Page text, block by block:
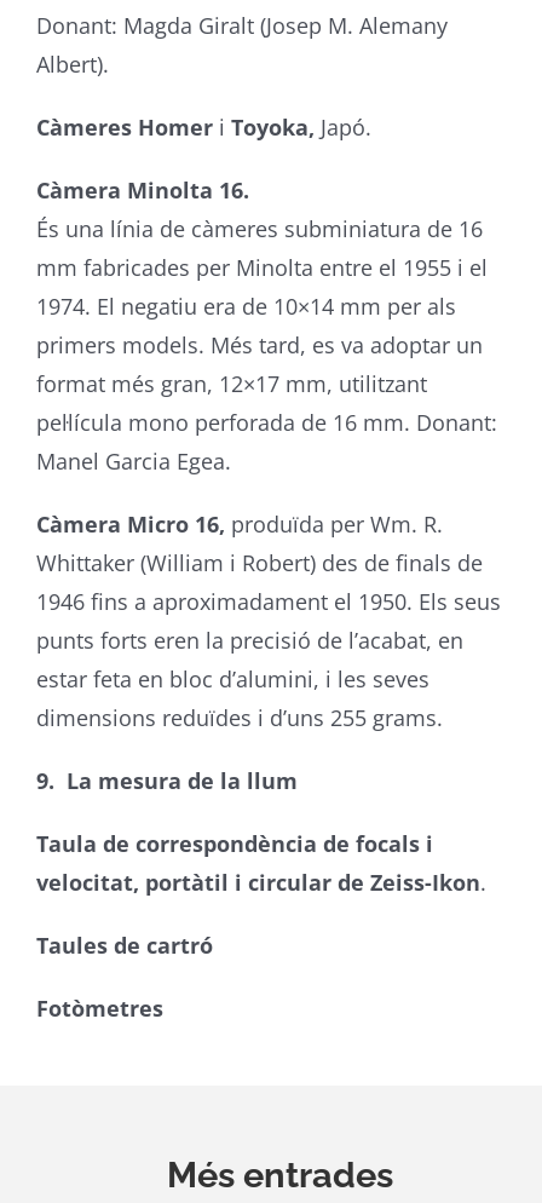
Donant: Magda Giralt (Josep M. Alemany
Albert).
Càmeres Homeri Toyoka, Japó.
Càmera Minolta 16.
És una línia de càmeres subminiatura de 16
mm fabricades per Minolta entre el 1955 i el
1974. El negatiu era de 10×14 mm per als
primers models. Més tard, es va adoptar un
format més gran, 12×17 mm, utilitzant
pel·lícula mono perforada de 16 mm. Donant:
Manel Garcia Egea.
Càmera Micro 16, produïda per Wm. R.
Whittaker (William i Robert) des de finals de
1946 fins a aproximadament el 1950. Els seus
punts forts eren la precisió de l’acabat, en
estar feta en bloc d’alumini, i les seves
dimensions reduïdes i d’uns 255 grams.
9. La mesura de la llum
Taula de correspondència de focals i
velocitat, portàtil i circular de Zeiss-Ikon.
Taules de cartró
Fotòmetres
Més entrades